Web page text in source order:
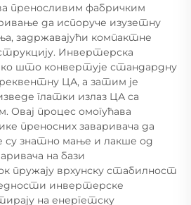
преносливим фабричким
да испоруче изузетну
задржавајући компактне
Инвертерска
што конвертује стандардну
ЦА, а затим је
глатки излаз ЦА са
процес омогућава
преносних заваривача да
су знатно мање и лакше од
на бази
пружају врхунску стабилност
инвертерске
на енергетску